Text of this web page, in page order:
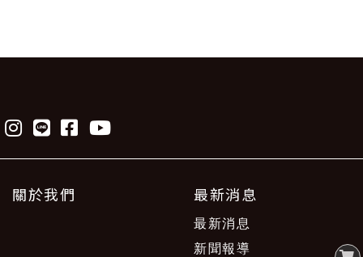
關於我們 最新消息
最新消息
新聞報導